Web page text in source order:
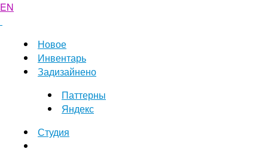
EN
Новое
Инвентарь
Задизайнено
Паттерны
Яндекс
Студия